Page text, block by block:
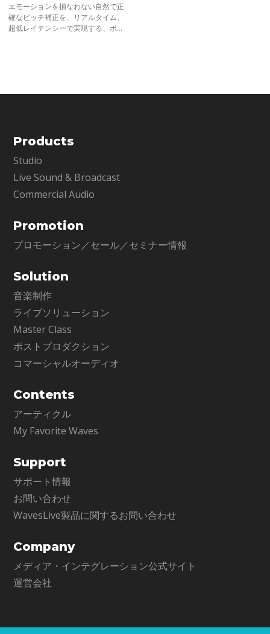
エモーションを損なわない自然で正
確なピッチ補正を、リアルタイム、
超低レイテンシーで実現する、ボー
Products
Studio
Live Sound & Broadcast
Commercial Audio
Promotion
プロモーション／セール／セミナー情報
Solution
音楽制作
ライブソリューション
Master Class
ポストプロダクション
コマーシャルオーディオ
Contents
アーティクル
My Favorite Waves
Support
サポート情報
お問い合わせ
WavesLive製品に関するお問い合わせ
Company
メディア・インテグレーション公式サイト
運営会社